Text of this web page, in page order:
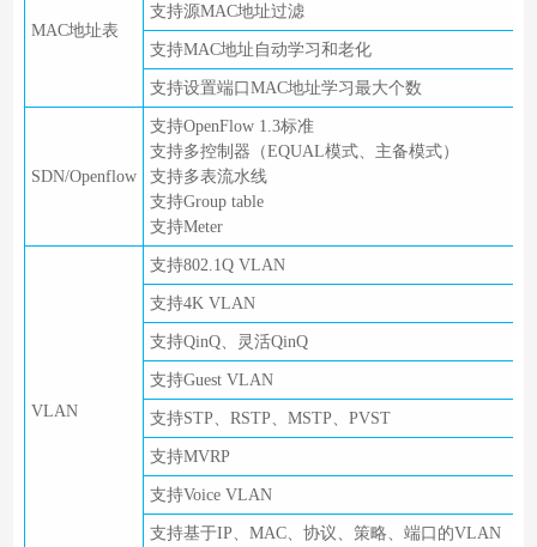
MAC地址表
支持源MAC地址过滤
支持MAC地址自动学习和老化
支持设置端口MAC地址学习最大个数
SDN/Openflow
支持OpenFlow 1.3标准
支持多控制器（EQUAL模式、主备模式）
支持多表流水线
支持Group table
支持Meter
VLAN
支持802.1Q VLAN
支持4K VLAN
支持QinQ、灵活QinQ
支持Guest VLAN
支持STP、RSTP、MSTP、PVST
支持MVRP
支持Voice VLAN
支持基于IP、MAC、协议、策略、端口的VLAN